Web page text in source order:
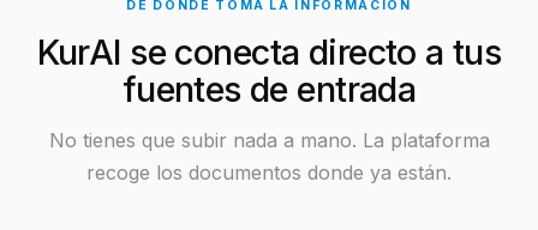
DE DÓNDE TOMA LA INFORMACIÓN
KurAI se conecta directo a tus
fuentes de entrada
No tienes que subir nada a mano. La plataforma
recoge los documentos donde ya están.